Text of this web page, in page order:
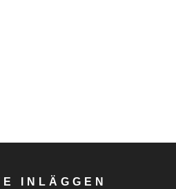
INLÄGGEN